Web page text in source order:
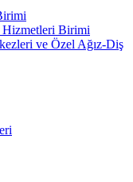
Hizmetleri Birimi
ve Özel Ağız-Diş